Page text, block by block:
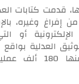
قدمت كتابات
إفراغ وغيره،
أو
عملية توثيق منها